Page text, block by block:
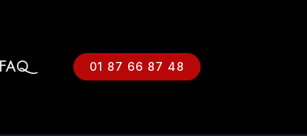
FAQ 01 87 66 87 48